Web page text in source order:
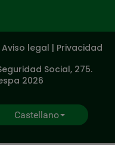
Aviso legal | Privacidad
Social, 275.
2026
Castellano